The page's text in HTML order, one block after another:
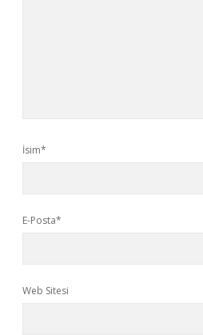
İsim*
E-Posta*
Web Sitesi